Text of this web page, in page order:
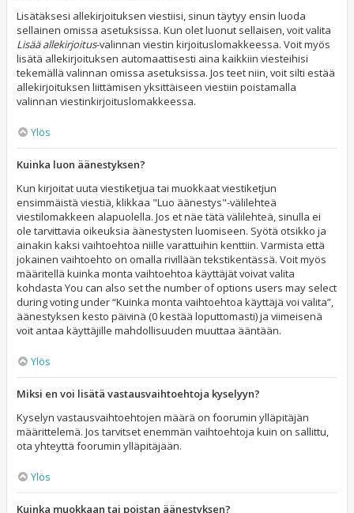
Lisätäksesi allekirjoituksen viestiisi, sinun täytyy ensin luoda
sellainen omissa asetuksissa. Kun olet luonut sellaisen, voit valita
Lisää allekirjoitus-valinnan viestin kirjoituslomakkeessa. Voit myös
lisätä allekirjoituksen automaattisesti aina kaikkiin viesteihisi
tekemällä valinnan omissa asetuksissa. Jos teet niin, voit silti estää
allekirjoituksen liittämisen yksittäiseen viestiin poistamalla
valinnan viestinkirjoituslomakkeessa.
Ylös
Kuinka luon äänestyksen?
Kun kirjoitat uuta viestiketjua tai muokkaat viestiketjun
ensimmäistä viestiä, klikkaa "Luo äänestys"-välilehteä
viestilomakkeen alapuolella. Jos et näe tätä välilehteä, sinulla ei
ole tarvittavia oikeuksia äänestysten luomiseen. Syötä otsikko ja
ainakin kaksi vaihtoehtoa niille varattuihin kenttiin. Varmista että
jokainen vaihtoehto on omalla rivillään tekstikentässä. Voit myös
määritellä kuinka monta vaihtoehtoa käyttäjät voivat valita
kohdasta You can also set the number of options users may select
during voting under “Kuinka monta vaihtoehtoa käyttäjä voi valita”,
äänestyksen kesto päivinä (0 kestää loputtomasti) ja viimeisenä
voit antaa käyttäjille mahdollisuuden muuttaa ääntään.
Ylös
Miksi en voi lisätä vastausvaihtoehtoja kyselyyn?
Kyselyn vastausvaihtoehtojen määrä on foorumin ylläpitäjän
määrittelemä. Jos tarvitset enemmän vaihtoehtoja kuin on sallittu,
ota yhteyttä foorumin ylläpitäjään.
Ylös
Kuinka muokkaan tai poistan äänestyksen?